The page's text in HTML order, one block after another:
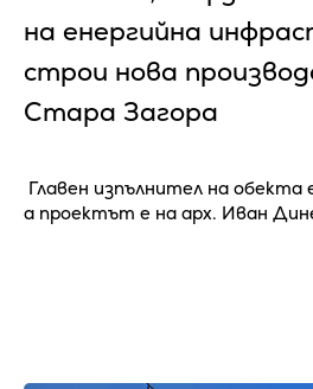
на енергийна
строи нова
Стара Загора
Главен изпълнител на обекта
а проектът е на арх. Иван